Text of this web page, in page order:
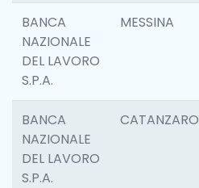
BANCA
NAZIONALE
DEL LAVORO
S.P.A.
MESSINA
BANCA
NAZIONALE
DEL LAVORO
S.P.A.
CATANZARO